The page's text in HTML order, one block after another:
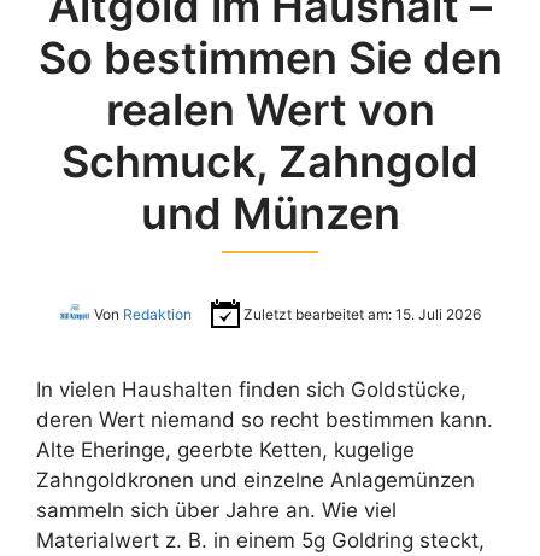
So bestimmen Sie den
realen Wert von
Schmuck, Zahngold
und Münzen
Von Redaktion Zuletzt bearbeitet am:15. Juli 2026
In vielen Haushalten finden sich Goldstücke,
deren Wert niemand so recht bestimmen kann.
Alte Eheringe, geerbte Ketten, kugelige
Zahngoldkronen und einzelne Anlagemünzen
sammeln sich über Jahre an. Wie viel
Materialwert z. B. in einem 5g Goldring steckt,